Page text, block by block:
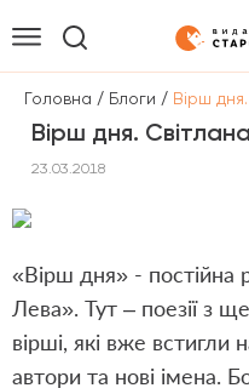
Головна / Блоги / Вірш
Вірш дня.
23.03.2018
«Вірш дня» - постійна
Лева». Тут – поезії з
вірші, які вже встигли
автори та нові імена.